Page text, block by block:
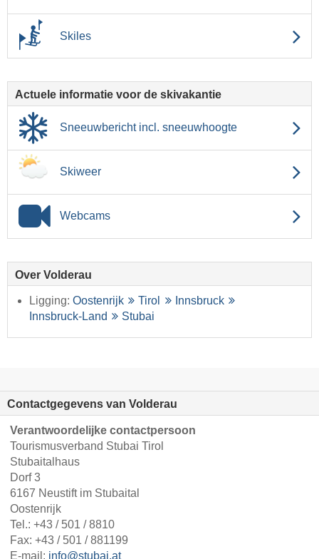
Skiles
Actuele informatie voor de skivakantie
Sneeuwbericht incl. sneeuwhoogte
Skiweer
Webcams
Over Volderau
Ligging: Oostenrijk Tirol
Innsbruck
Innsbruck-Land
Stubai
Contactgegevens van Volderau
Verantwoordelijke contactpersoon
Tourismusverband Stubai Tirol
Stubaitalhaus
Dorf 3
6167 Neustift im Stubaital
Oostenrijk
Tel.: +43 / 501 / 8810
Fax: +43 / 501 / 881199
E-mail: info@stubai.at